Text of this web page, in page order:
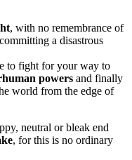
, with no remembrance of
a disastrous
to fight for your way to
powers and finally
world from the edge of
neutral or bleak end
, for this is no ordinary